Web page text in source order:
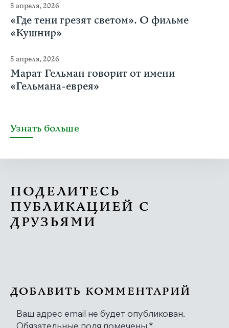
5 апреля, 2026
«Где тени грезят светом». О фильме
«Кушнир»
5 апреля, 2026
Марат Гельман говорит от имени
«Гельмана-еврея»
Узнать больше
ПОДЕЛИТЕСЬ
ПУБЛИКАЦИЕЙ С
ДРУЗЬЯМИ
ДОБАВИТЬ КОММЕНТАРИЙ
Ваш адрес email не будет опубликован.